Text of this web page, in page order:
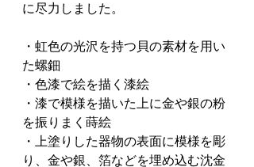
に尽力しました。
・虹色の光沢を持つ貝の素材を用い
た螺鈿
・色漆で絵を描く漆絵
・漆で模様を描いた上に金や銀の粉
を振りまく蒔絵
・上塗りした器物の表面に模様を彫
り、金や銀、箔などを埋め込む沈金